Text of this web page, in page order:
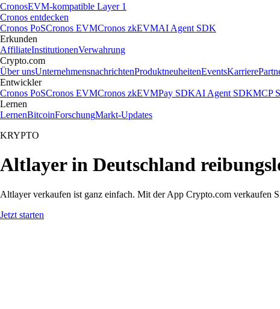
CronosEVM-kompatible Layer 1
Cronos entdecken
Cronos PoSCronos EVMCronos zkEVMAI Agent SDK
Erkunden
AffiliateInstitutionenVerwahrung
Crypto.com
Über unsUnternehmensnachrichtenProduktneuheitenEventsKarriere
Entwickler
Cronos PoSCronos EVMCronos zkEVMPay SDKAI Agent SDKMCP
Lernen
LernenBitcoinForschungMarkt-Updates
KRYPTO
Altlayer in Deutschland
Altlayer verkaufen ist ganz einfach. Mit der App Crypto.com verkaufen
Jetzt starten